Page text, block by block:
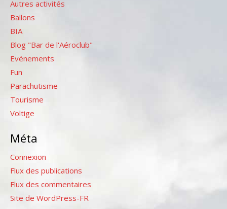
Autres activités
Ballons
BIA
Blog "Bar de l'Aéroclub"
Evénements
Fun
Parachutisme
Tourisme
Voltige
Méta
Connexion
Flux des publications
Flux des commentaires
Site de WordPress-FR